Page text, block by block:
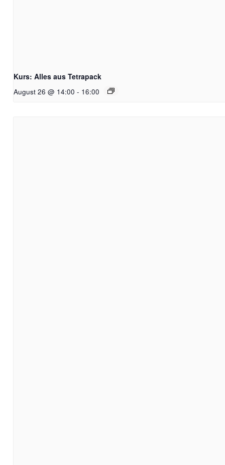
Kurs: Alles aus Tetrapack
August 26 @ 14:00 - 16:00